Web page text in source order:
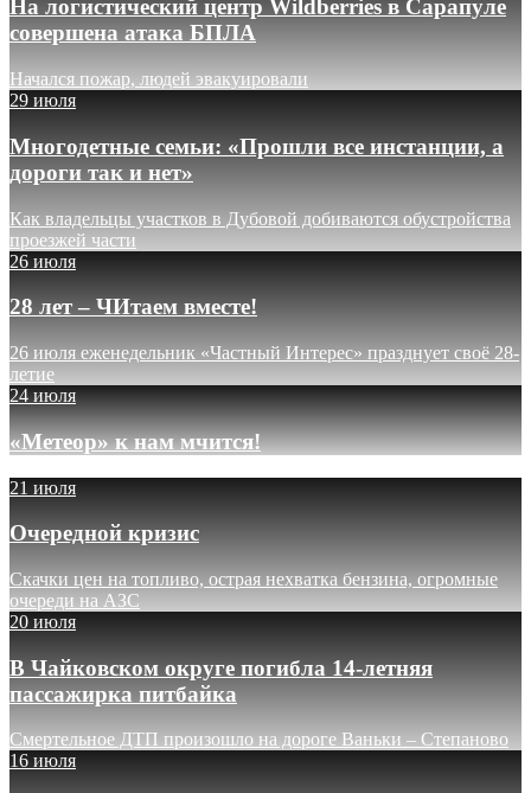
На логистический центр Wildberries в Сарапуле
совершена атака БПЛА
Начался пожар, людей эвакуировали
29 июля
Многодетные семьи: «Прошли все инстанции, а
дороги так и нет»
Как владельцы участков в Дубовой добиваются обустройства
проезжей части
26 июля
28 лет – ЧИтаем вместе!
26 июля еженедельник «Частный Интерес» празднует своё 28-
летие
24 июля
«Метеор» к нам мчится!
21 июля
Очередной кризис
Скачки цен на топливо, острая нехватка бензина, огромные
очереди на АЗС
20 июля
В Чайковском округе погибла 14-летняя
пассажирка питбайка
Смертельное ДТП произошло на дороге Ваньки – Степаново
16 июля